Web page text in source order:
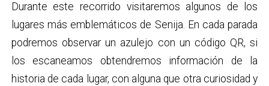
Durante este recorrido visitaremos algunos de los
lugares más emblemáticos de Senija. En cada parada
podremos observar un azulejo con un código QR, si
los escaneamos obtendremos información de la
historia de cada lugar, con alguna que otra curiosidad y